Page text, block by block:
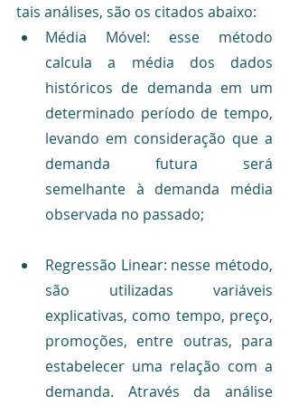
tais análises, são os citados abaixo:
Média Móvel: esse método
calcula a média dos dados
históricos de demanda em um
determinado período de tempo,
levando em consideração que a
demanda futura será
semelhante à demanda média
observada no passado;
Regressão Linear: nesse método,
são utilizadas variáveis
explicativas, como tempo, preço,
promoções, entre outras, para
estabelecer uma relação com a
demanda. Através da análise